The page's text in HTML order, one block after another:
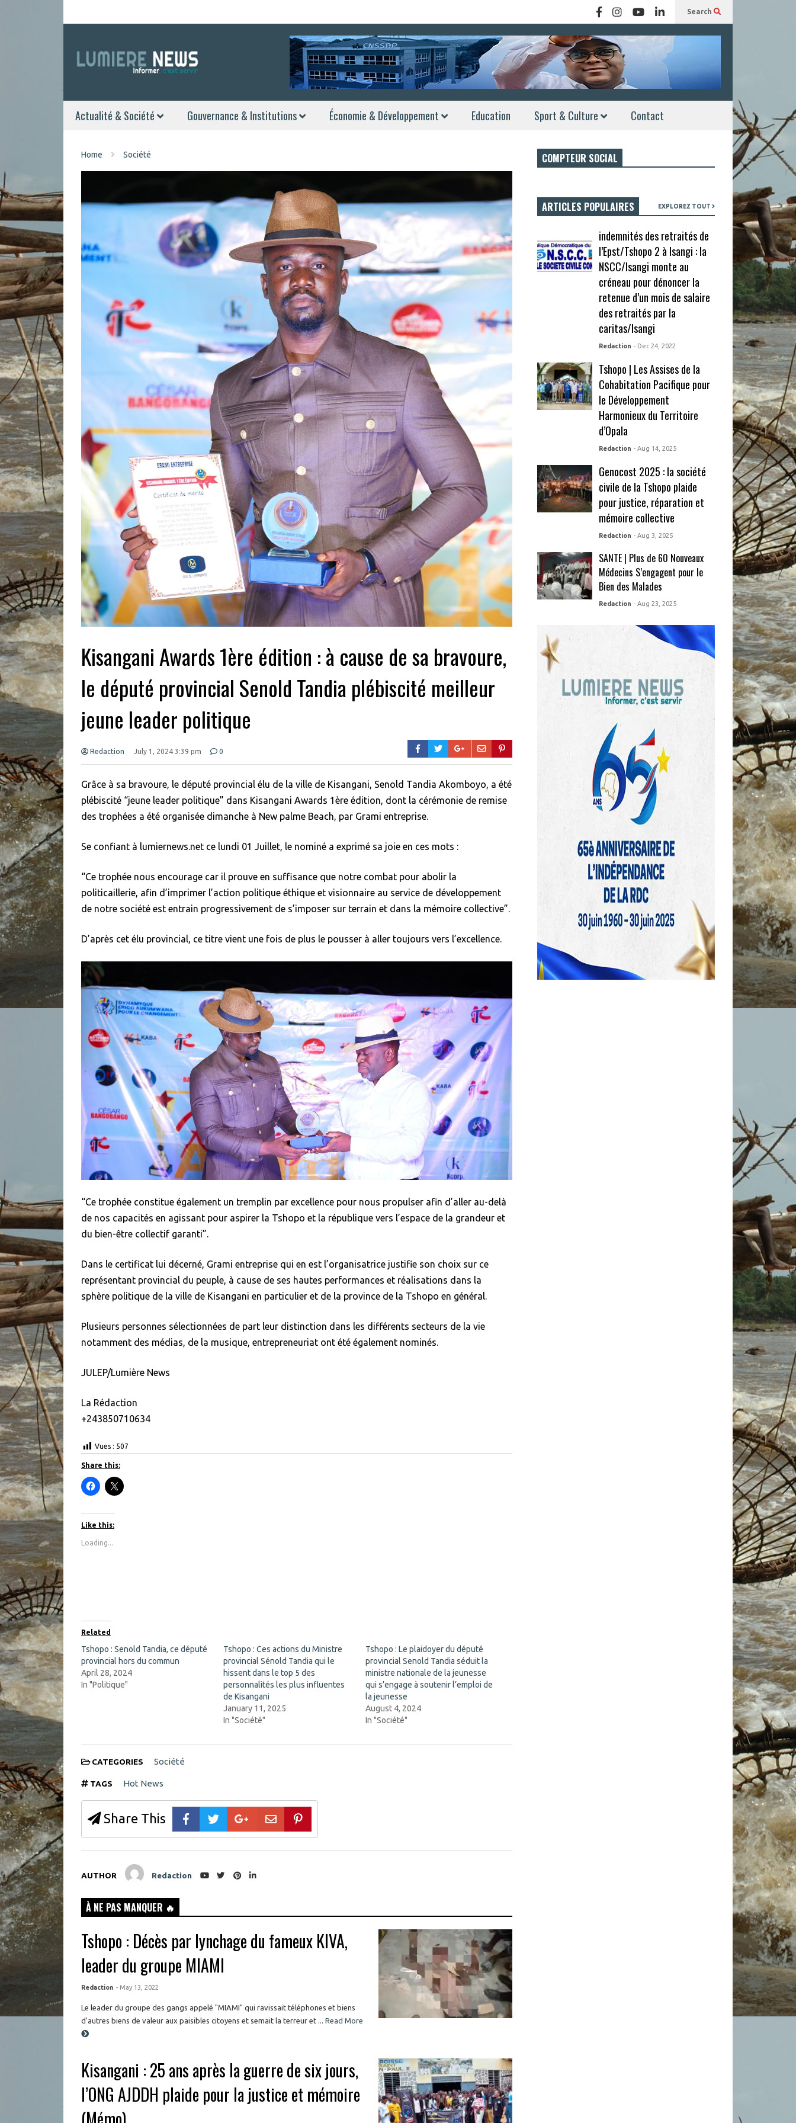
Search
Actualité & Société Gouvernance & Institutions Économie & Développement Education Sport & Culture Contact
Home Société
Kisangani Awards 1ère édition : à cause de sa bravoure,
le député provincial Senold Tandia plébiscité meilleur
jeune leader politique
Redaction July 1, 2024 3:39 pm 0
Grâce à sa bravoure, le député provincial élu de la ville de Kisangani, Senold Tandia Akomboyo, a été
plébiscité “jeune leader politique” dans Kisangani Awards 1ère édition, dont la cérémonie de remise
des trophées a été organisée dimanche à New palme Beach, par Grami entreprise.
Se confiant à lumiernews.net ce lundi 01 Juillet, le nominé a exprimé sa joie en ces mots :
“Ce trophée nous encourage car il prouve en suffisance que notre combat pour abolir la
politicaillerie, afin d’imprimer l’action politique éthique et visionnaire au service de développement
de notre société est entrain progressivement de s’imposer sur terrain et dans la mémoire collective”.
D’après cet élu provincial, ce titre vient une fois de plus le pousser à aller toujours vers l’excellence.
“Ce trophée constitue également un tremplin par excellence pour nous propulser afin d’aller au-delà
de nos capacités en agissant pour aspirer la Tshopo et la république vers l’espace de la grandeur et
du bien-être collectif garanti”.
Dans le certificat lui décerné, Grami entreprise qui en est l’organisatrice justifie son choix sur ce
représentant provincial du peuple, à cause de ses hautes performances et réalisations dans la
sphère politique de la ville de Kisangani en particulier et de la province de la Tshopo en général.
Plusieurs personnes sélectionnées de part leur distinction dans les différents secteurs de la vie
notamment des médias, de la musique, entrepreneuriat ont été également nominés.
JULEP/Lumière News
La Rédaction
+243850710634
Vues : 507
Share this:
C
l
k
o
s
h
b
o
o
k
(
O
p
e
n
i
d
)
C
l
i
n
n
e
w
w
Like this:
Loading...
Related
Tshopo : Senold Tandia, ce député
provincial hors du commun
April 28, 2024
In "Politique"
Tshopo : Ces actions du Ministre
provincial Sénold Tandia qui le
hissent dans le top 5 des
personnalités les plus influentes
de Kisangani
January 11, 2025
In "Société"
Tshopo : Le plaidoyer du député
provincial Senold Tandia séduit la
ministre nationale de la jeunesse
qui s’engage à soutenir l’emploi de
la jeunesse
August 4, 2024
In "Société"
CATEGORIES Société
TAGS Hot News
Share This
AUTHOR Redaction
À NE PAS MANQUER 🔥
Tshopo : Décès par lynchage du fameux KIVA,
leader du groupe MIAMI
Redaction - May 13, 2022
Le leader du groupe des gangs appelé "MIAMI" qui ravissait téléphones et biens
d'autres biens de valeur aux paisibles citoyens et semait la terreur et ...
Read More
Kisangani : 25 ans après la guerre de six jours,
l’ONG AJDDH plaide pour la justice et mémoire
COMPTEUR SOCIAL
ARTICLES POPULAIRES EXPLOREZ TOUT
indemnités des retraités de
l’Epst/Tshopo 2 à Isangi : la
NSCC/Isangi monte au
créneau pour dénoncer la
retenue d’un mois de salaire
des retraités par la
caritas/Isangi
Redaction - Dec 24, 2022
Tshopo | Les Assises de la
Cohabitation Pacifique pour
le Développement
Harmonieux du Territoire
d’Opala
Redaction - Aug 14, 2025
Genocost 2025 : la société
civile de la Tshopo plaide
pour justice, réparation et
mémoire collective
Redaction - Aug 3, 2025
SANTE | Plus de 60 Nouveaux
Médecins S’engagent pour le
Bien des Malades
Redaction - Aug 23, 2025